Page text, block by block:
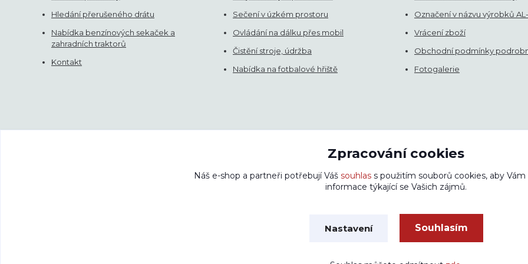
Hledání přerušeného drátu
Nabídka benzínových sekaček a
zahradních traktorů
Kontakt
Sečení v úzkém prostoru
Ovládání na dálku přes mobil
Čistění stroje, údržba
Nabídka na fotbalové hřiště
Označení v názvu výrobků
Vrácení zboží
Obchodní podmínky
Fotogalerie
2025-2026. Nekopírujte texty bez našeho svolení. Změna cen a technických parametrů
Zpracování cookies
Náš e-shop a partneři potřebují Váš souhlass použitím souborů cookies, aby
informace týkající se Vašich zájmů.
Nastavení Souhlasím